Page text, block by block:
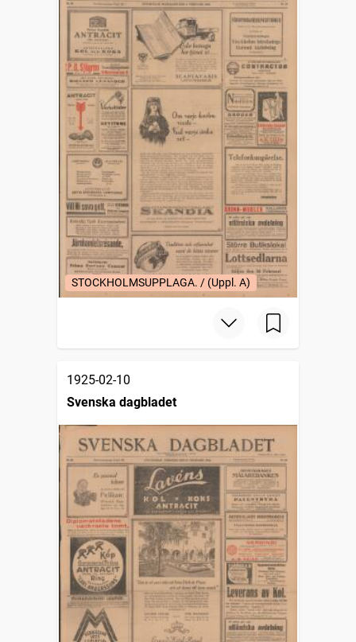
STOCKHOLMSUPPLAGA. / (Uppl. A)
1925-02-10
Svenska dagbladet